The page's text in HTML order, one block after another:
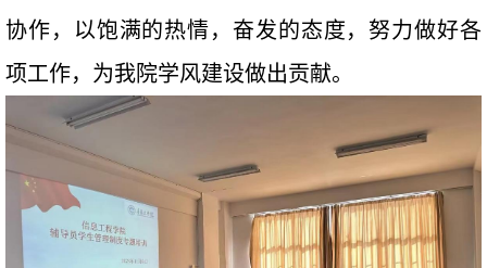
协作，以饱满的热情，奋发的态度，努力做好各
项工作，为我院学风建设做出贡献。